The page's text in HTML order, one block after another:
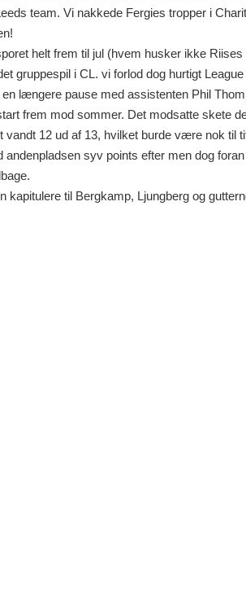
team. Vi nakkede Fergies tropper i
helt frem til jul (hvem husker ikke
gruppespil i CL. vi forlod dog hurtigt League
længere pause med assistenten Phil
frem mod sommer. Det modsatte skete
12 ud af 13, hvilket burde være nok til
syv points efter men dog
til Bergkamp, Ljungberg og